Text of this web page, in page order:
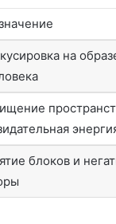
на
блоков и